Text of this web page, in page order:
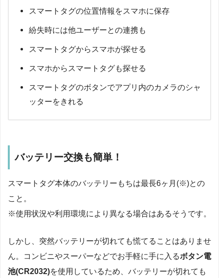
スマートタグの位置情報をスマホに保存
紛失時には他ユーザーとの連携も
スマートタグからスマホが探せる
スマホからスマートタグも探せる
スマートタグのボタンでアプリ内のカメラのシャ
ッターをきれる
バッテリー交換も簡単！
スマートタグ本体のバッテリーもちは最長6ヶ月(※)との
こと。
※使用状況や利用環境により異なる場合はあるそうです。
しかし、突然バッテリーが切れても慌てることはありませ
ん。コンビニやスーパーなどでお手軽に手に入るボタン電
池(CR2032)を使用しているため、バッテリーが切れても